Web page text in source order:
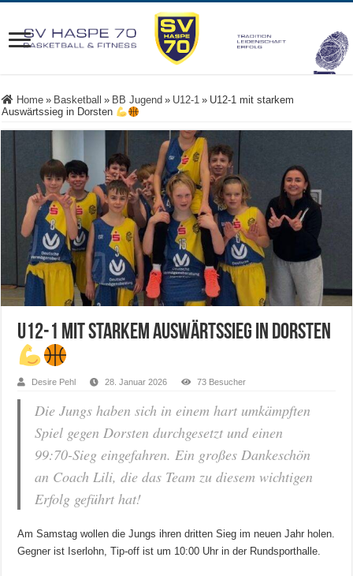
Home » Basketball » BB Jugend » U12-1 » U12-1 mit starkem
Auswärtssieg in Dorsten
U12-1 mit starkem Auswärtssieg in Dorsten
Desire Pehl 28. Januar 2026 73 Besucher
Die Jungs haben sich in einem hart umkämpften
Spiel gegen Dorsten durchgesetzt und einen
99:70-Sieg eingefahren. Ein großes Dankeschön
an Coach Lili, die das Team zu diesem wichtigen
Erfolg geführt hat!
Am Samstag wollen die Jungs ihren dritten Sieg im neuen Jahr holen.
Gegner ist Iserlohn, Tip-off ist um 10:00 Uhr in der Rundsporthalle.